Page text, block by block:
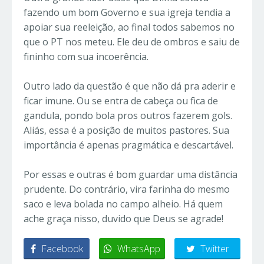
fazendo um bom Governo e sua igreja tendia a
apoiar sua reeleição, ao final todos sabemos no
que o PT nos meteu. Ele deu de ombros e saiu de
fininho com sua incoerência.
Outro lado da questão é que não dá pra aderir e
ficar imune. Ou se entra de cabeça ou fica de
gandula, pondo bola pros outros fazerem gols.
Aliás, essa é a posição de muitos pastores. Sua
importância é apenas pragmática e descartável.
Por essas e outras é bom guardar uma distância
prudente. Do contrário, vira farinha do mesmo
saco e leva bolada no campo alheio. Há quem
ache graça nisso, duvido que Deus se agrade!
Facebook WhatsApp Twitter